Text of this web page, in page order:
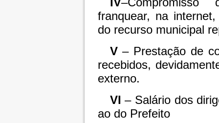
franquear, na
do recurso municipal
V– Prestação de
recebidos,
externo.
VI – Salário dos
ao do Prefeito